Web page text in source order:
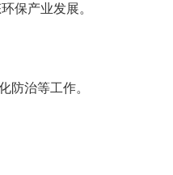
保产业发展。
防治等工作。